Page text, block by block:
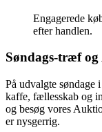
Engagerede
efter handlen.
Søndags-træf og
På udvalgte
kaffe, fællesskab og
og besøg vores
er nysgerrig.